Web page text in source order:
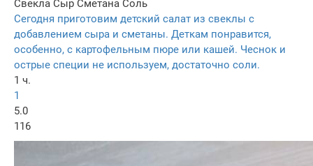
Свекла Сыр Сметана Соль
Сегодня приготовим детский салат из свеклы с
добавлением сыра и сметаны. Деткам понравится,
особенно, с картофельным пюре или кашей. Чеснок и
острые специи не используем, достаточно соли.
1 ч.
1
5.0
116